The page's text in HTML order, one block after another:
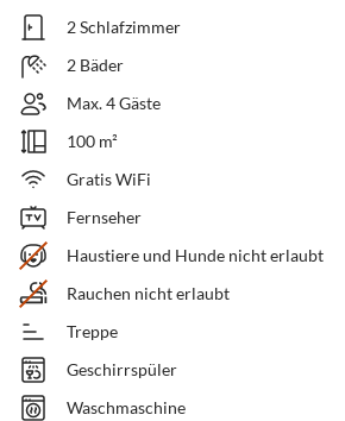
2 Schlafzimmer
2 Bäder
Max. 4 Gäste
100 m²
Gratis WiFi
Fernseher
Haustiere und Hunde nicht erlaubt
Rauchen nicht erlaubt
Treppe
Geschirrspüler
Waschmaschine